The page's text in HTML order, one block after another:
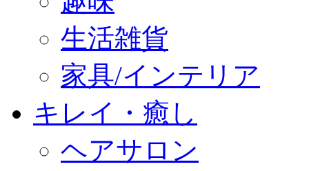
生活雑貨
家具/インテリア
キレイ・癒し
ヘアサロン